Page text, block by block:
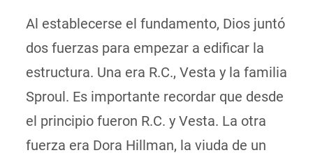
Al establecerse el fundamento, Dios juntó
dos fuerzas para empezar a edificar la
estructura. Una era R.C., Vesta y la familia
Sproul. Es importante recordar que desde
el principio fueron R.C. y Vesta. La otra
fuerza era Dora Hillman, la viuda de un